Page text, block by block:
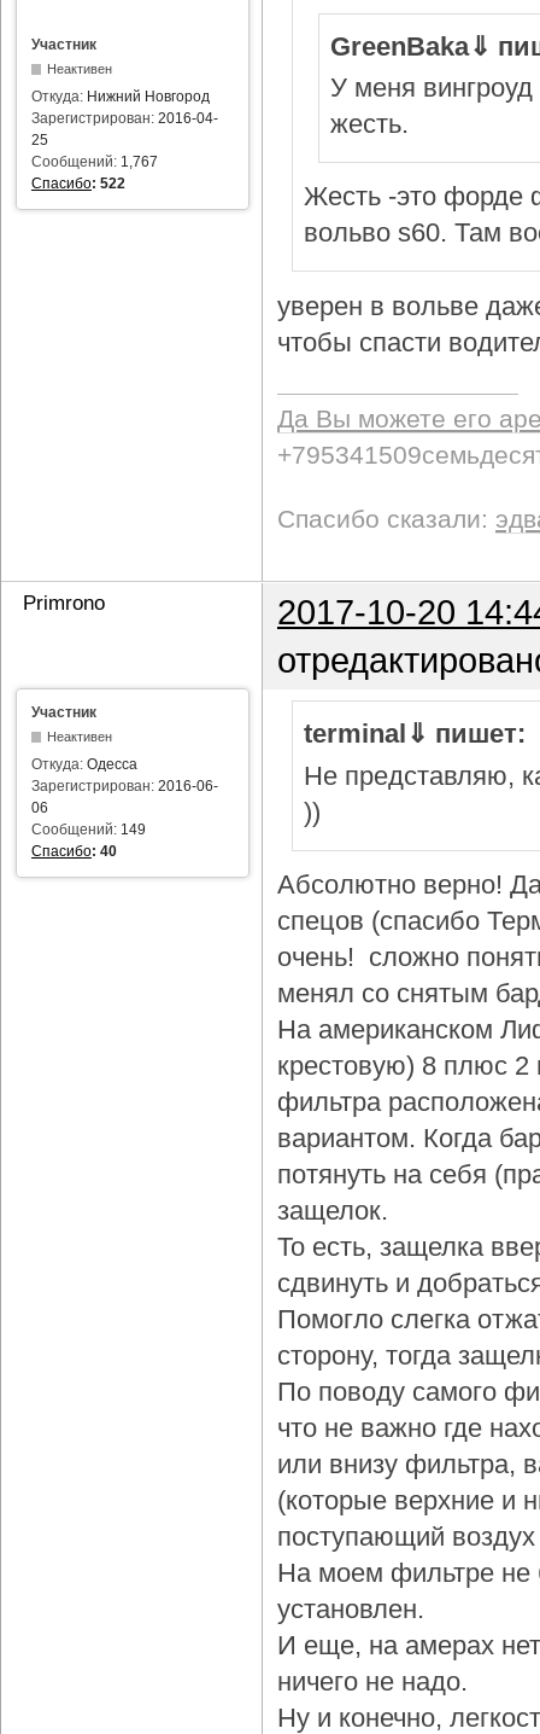
Участник
Неактивен
Откуда: Нижний Новгород
Зарегистрирован: 2016-04-
25
Сообщений: 1,767
Спасибо: 522
GreenBaka⇓
У меня вингроуд
жесть.
Жесть -это форде
вольво s60. Там
уверен в вольве
чтобы спасти
Да Вы можете его
Спасибо сказали:
Primrono
2017-10-20
Участник
Неактивен
Откуда: Одесса
Зарегистрирован: 2016-06-
06
Сообщений: 149
Спасибо: 40
terminal⇓ пишет:
Не представляю,
))
Абсолютно верно!
спецов (спасибо
очень! сложно
менял со снятым
На американском
крестовую) 8 плюс 2
фильтра
вариантом. Когда
потянуть на себя
защелок.
То есть, защелка
сдвинуть и
Помогло слегка
сторону, тогда
По поводу самого
что не важно где
или внизу фильтра,
(которые верхние и
поступающий
На моем фильтре не
установлен.
И еще, на амерах
ничего не надо.
Ну и конечно,